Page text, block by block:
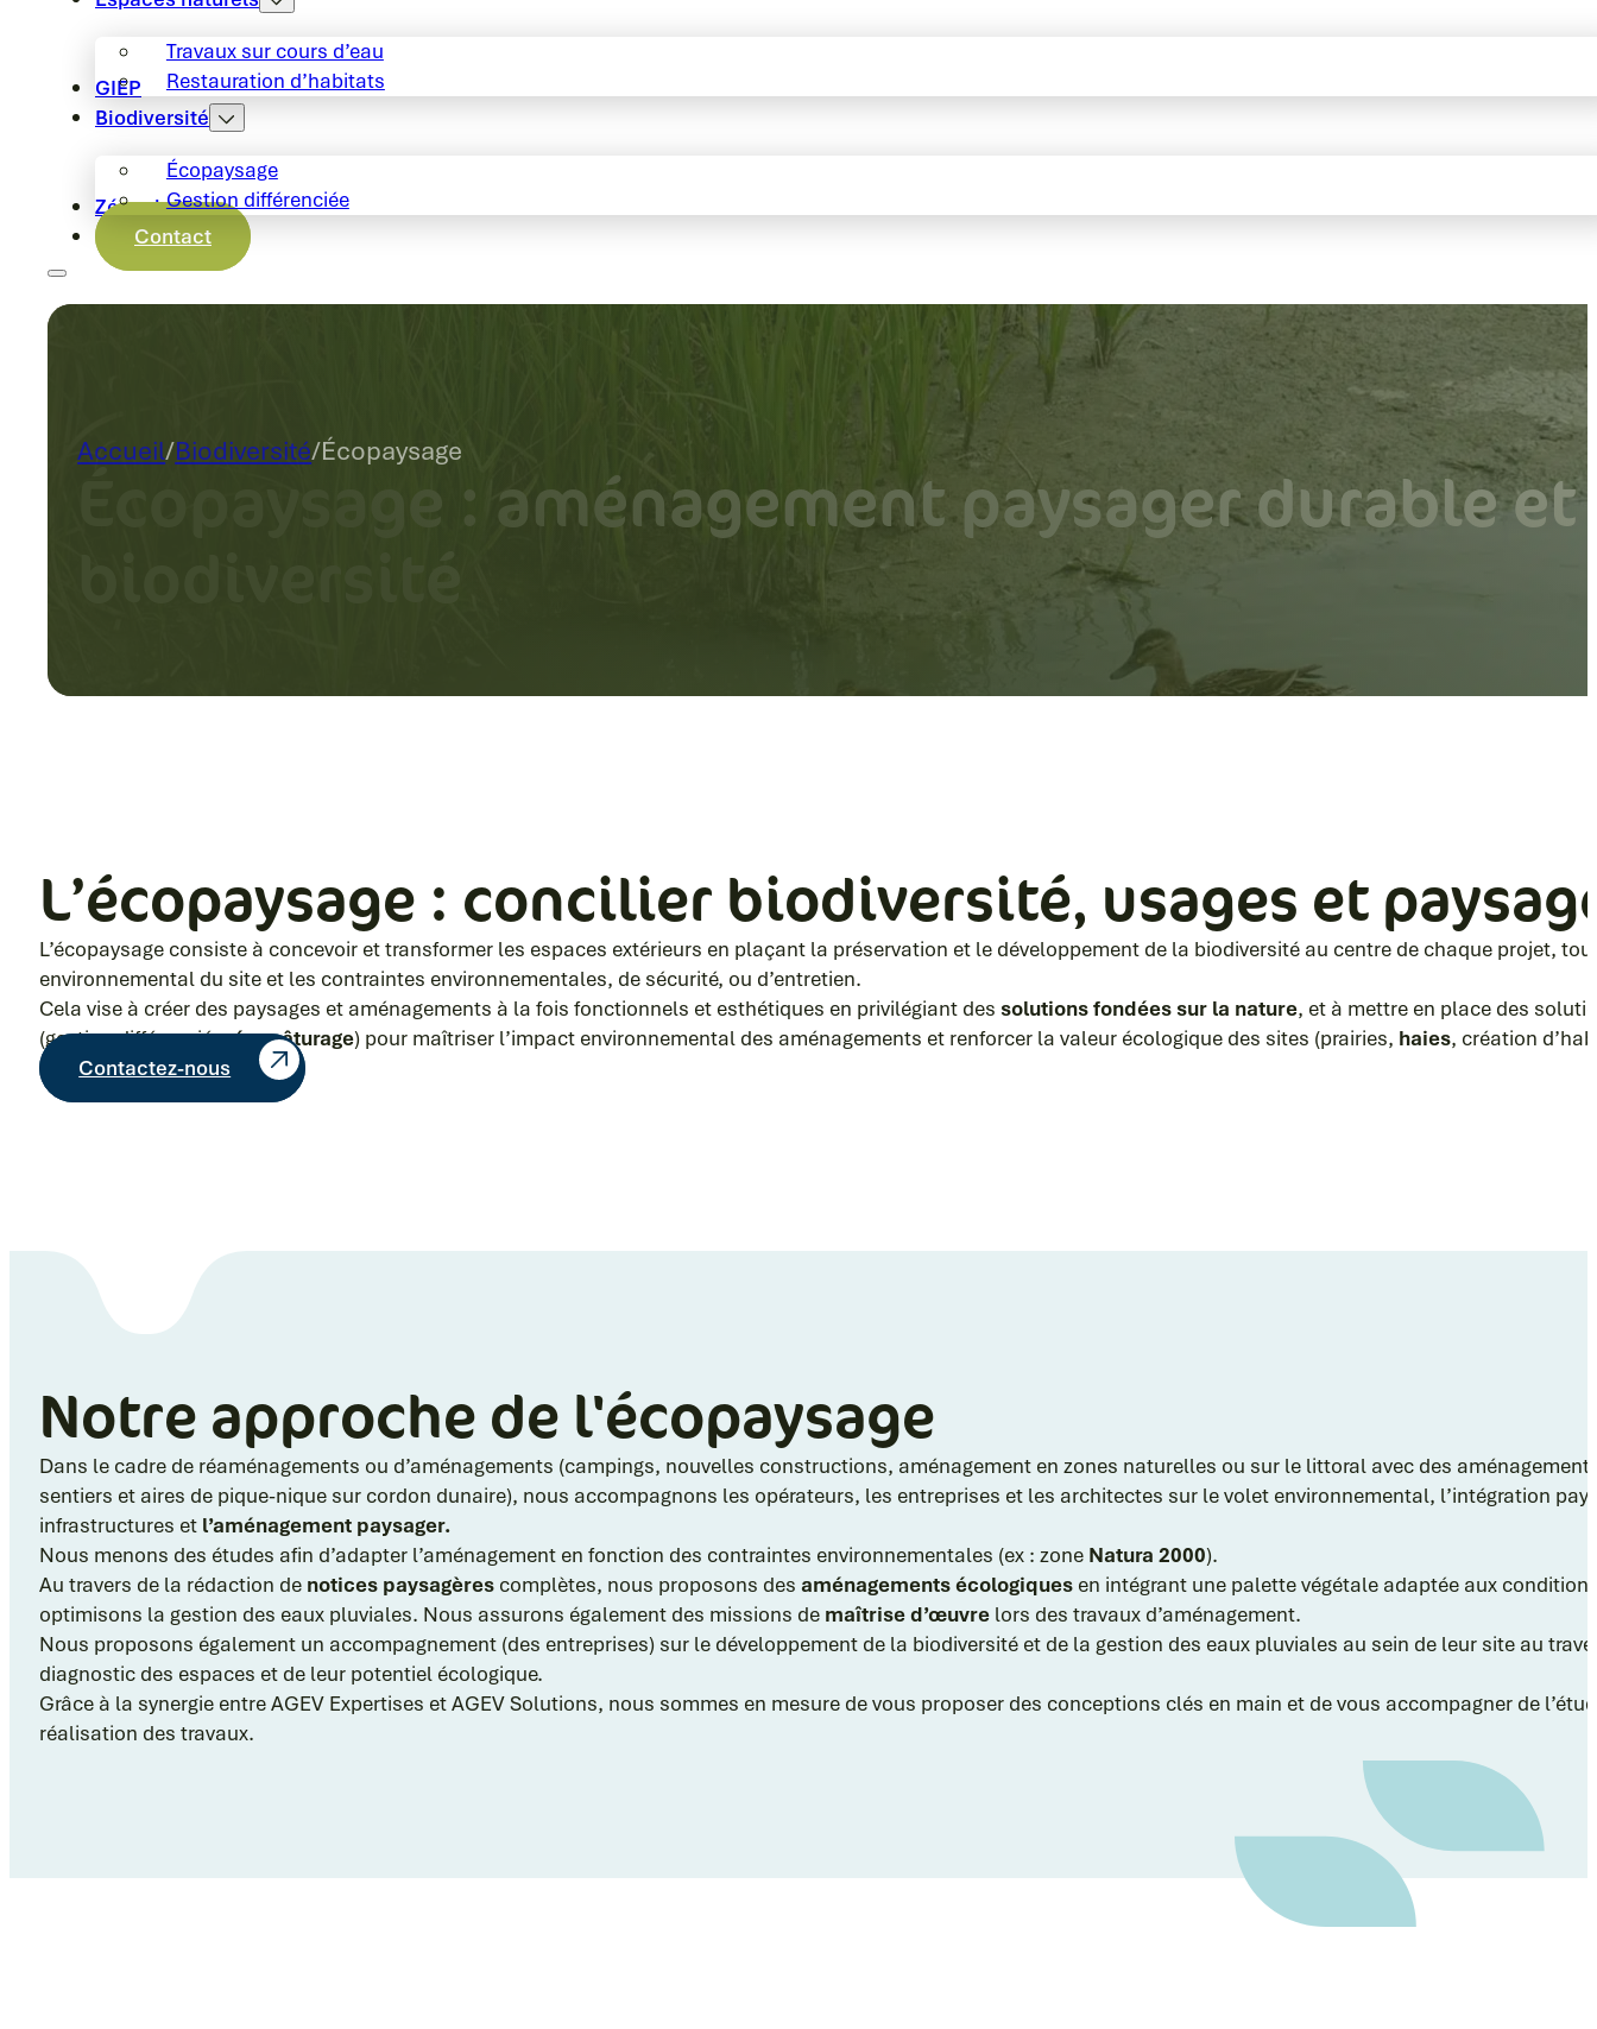
Travaux sur cours d’eau
Restauration d’habitats
GIEP
Biodiversité
Écopaysage
Gestion différenciée
Zéro phyto
Contact
Accueil/Biodiversité/Écopaysage
Écopaysage : aménagement paysager durable et
L’écopaysage : concilier biodiversité, usages et
L’écopaysage consiste à concevoir et transformer les espaces extérieurs en plaçant la préservation et le développement de la biodiversité au centre de chaque projet,
environnemental du site et les contraintes environnementales, de sécurité, ou d’entretien.
Cela vise à créer des paysages et aménagements à la fois fonctionnels et esthétiques en privilégiant des solutions fondées sur la nature, et à mettre en place des
(gestion différenciée,écopâturage) pour maîtriser l’impact environnemental des aménagements et renforcer la valeur écologique des sites (prairies, haies, création
Contactez-nous
Notre approche de l'écopaysage
Dans le cadre de réaménagements ou d’aménagements (campings, nouvelles constructions, aménagement en zones naturelles ou sur le littoral avec des
sentiers et aires de pique-nique sur cordon dunaire), nous accompagnons les opérateurs, les entreprises et les architectes sur le volet environnemental, l’intégration
infrastructures et l’aménagement paysager.
Nous menons des études afin d’adapter l’aménagement en fonction des contraintes environnementales (ex : zone Natura 2000).
Au travers de la rédaction de notices paysagères complètes, nous proposons desaménagementsécologiques en intégrant une palette végétale adaptée aux
optimisons la gestion des eaux pluviales. Nous assurons également des missions de maîtrise d’œuvre lors des travaux d’aménagement.
Nous proposons également un accompagnement (des entreprises) sur le développement de la biodiversité et de la gestion des eaux pluviales au sein de leur site au
diagnostic des espaces et de leur potentiel écologique.
Grâce à la synergie entre AGEV Expertises et AGEV Solutions, nous sommes en mesure de vous proposer des conceptions clés en main et de vous accompagner de
réalisation des travaux.